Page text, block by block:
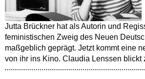
Jutta Brückner hat als Autorin und
feministischen Zweig des Neuen
maßgeblich geprägt. Jetzt kommt eine
von ihr ins Kino. Claudia Lenssen blickt